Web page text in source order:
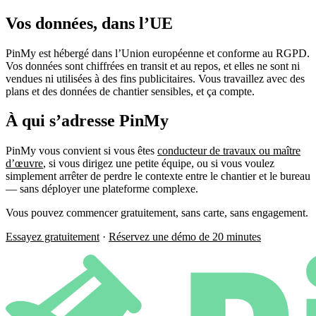
Vos données, dans l’UE
PinMy est hébergé dans l’Union européenne et conforme au RGPD.
Vos données sont chiffrées en transit et au repos, et elles ne sont ni
vendues ni utilisées à des fins publicitaires. Vous travaillez avec des
plans et des données de chantier sensibles, et ça compte.
À qui s’adresse PinMy
PinMy vous convient si vous êtes conducteur de travaux ou maître
d’œuvre, si vous dirigez une petite équipe, ou si vous voulez
simplement arrêter de perdre le contexte entre le chantier et le bureau
— sans déployer une plateforme complexe.
Vous pouvez commencer gratuitement, sans carte, sans engagement.
Essayez gratuitement · Réservez une démo de 20 minutes